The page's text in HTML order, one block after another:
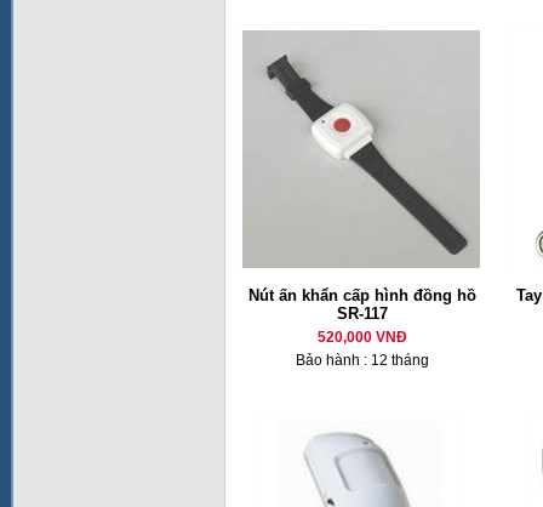
Nút ấn khẩn cấp hình đồng hồ
SR-117
520,000 VNĐ
Bảo hành : 12 tháng